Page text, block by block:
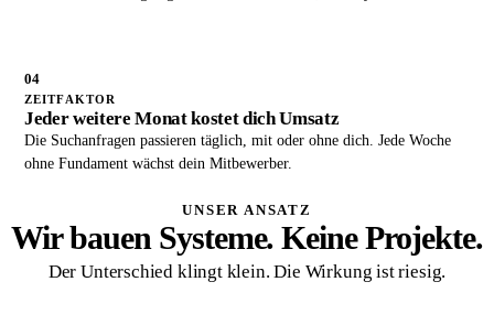
04
ZEITFAKTOR
Jeder weitere Monat kostet dich Umsatz
Die Suchanfragen passieren täglich, mit oder ohne dich. Jede Woche
ohne Fundament wächst dein Mitbewerber.
UNSER ANSATZ
Wir bauen Systeme. Keine Projekte.
Der Unterschied klingt klein. Die Wirkung ist riesig.